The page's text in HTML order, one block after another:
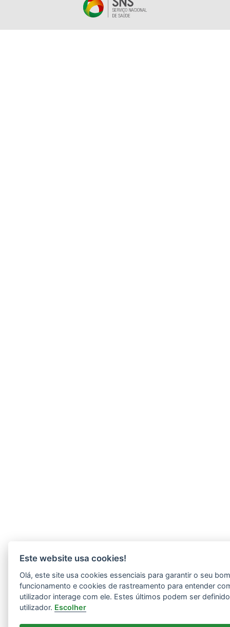
Este website usa cookies!
Olá, este site usa cookies essenciais para garantir o seu
funcionamento e cookies de rastreamento para entender
utilizador interage com ele. Estes últimos podem ser
utilizador. Escolher